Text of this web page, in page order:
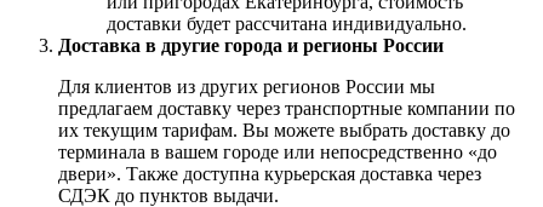
доставки будет рассчитана индивидуально.
Доставка в другие города и регионы России
Для клиентов из других регионов России мы
предлагаем доставку через транспортные компании по
их текущим тарифам. Вы можете выбрать доставку до
терминала в вашем городе или непосредственно «до
двери». Также доступна курьерская доставка через
СДЭК до пунктов выдачи.